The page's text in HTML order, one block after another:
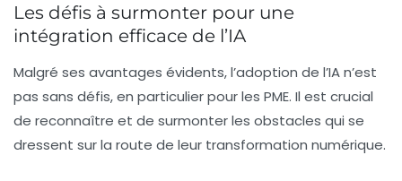
Les défis à surmonter pour une
intégration efficace de l’IA
Malgré ses avantages évidents, l’adoption de l’IA n’est
pas sans défis, en particulier pour les PME. Il est crucial
de reconnaître et de surmonter les obstacles qui se
dressent sur la route de leur transformation numérique.